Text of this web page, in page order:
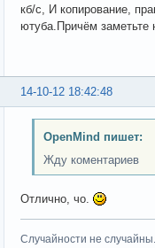
кб/с, И копирование,
ютуба.Причём заметьте
14-10-12 18:42:48
OpenMind пишет:
Жду коментариев
Отлично, чо.
Случайности не случайны.